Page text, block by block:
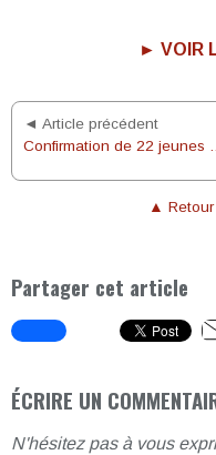
► VOIR
◄ Article précédent
Confirmation
▲
Partager cet article
ÉCRIRE UN
N'hésitez pas à vous